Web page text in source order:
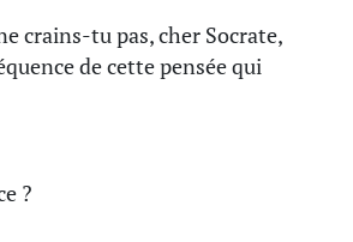
crains-tu pas, cher Socrate,
de cette pensée qui
?